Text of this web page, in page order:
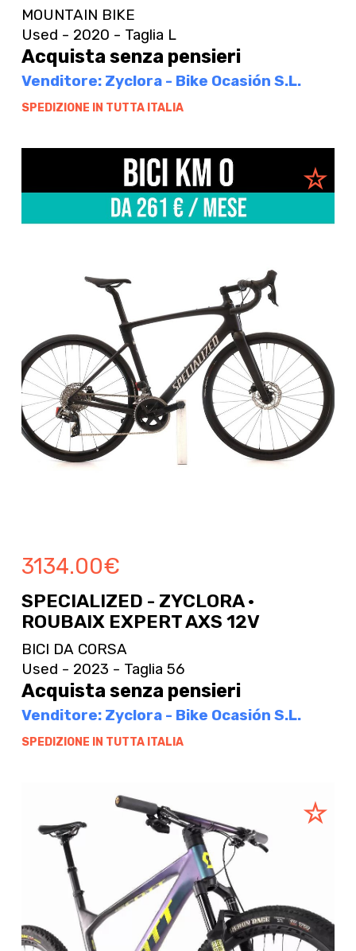
MOUNTAIN BIKE
Used - 2020 - Taglia L
Acquista senza pensieri
Venditore: Zyclora - Bike Ocasión S.L.
SPEDIZIONE IN TUTTA ITALIA
3134.00€
SPECIALIZED - ZYCLORA ·
ROUBAIX EXPERT AXS 12V
BICI DA CORSA
Used - 2023 - Taglia 56
Acquista senza pensieri
Venditore: Zyclora - Bike Ocasión S.L.
SPEDIZIONE IN TUTTA ITALIA